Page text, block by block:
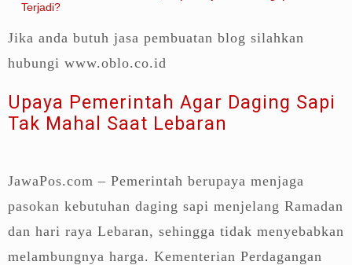
Terjadi?
Jika anda butuh jasa pembuatan blog silahkan
hubungi www.oblo.co.id
Upaya Pemerintah Agar Daging Sapi
Tak Mahal Saat Lebaran
JawaPos.com – Pemerintah berupaya menjaga
pasokan kebutuhan daging sapi menjelang Ramadan
dan hari raya Lebaran, sehingga tidak menyebabkan
melambungnya harga. Kementerian Perdagangan